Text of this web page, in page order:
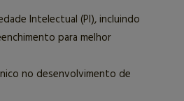
Intelectual (PI), incluindo
para melhor
no desenvolvimento de